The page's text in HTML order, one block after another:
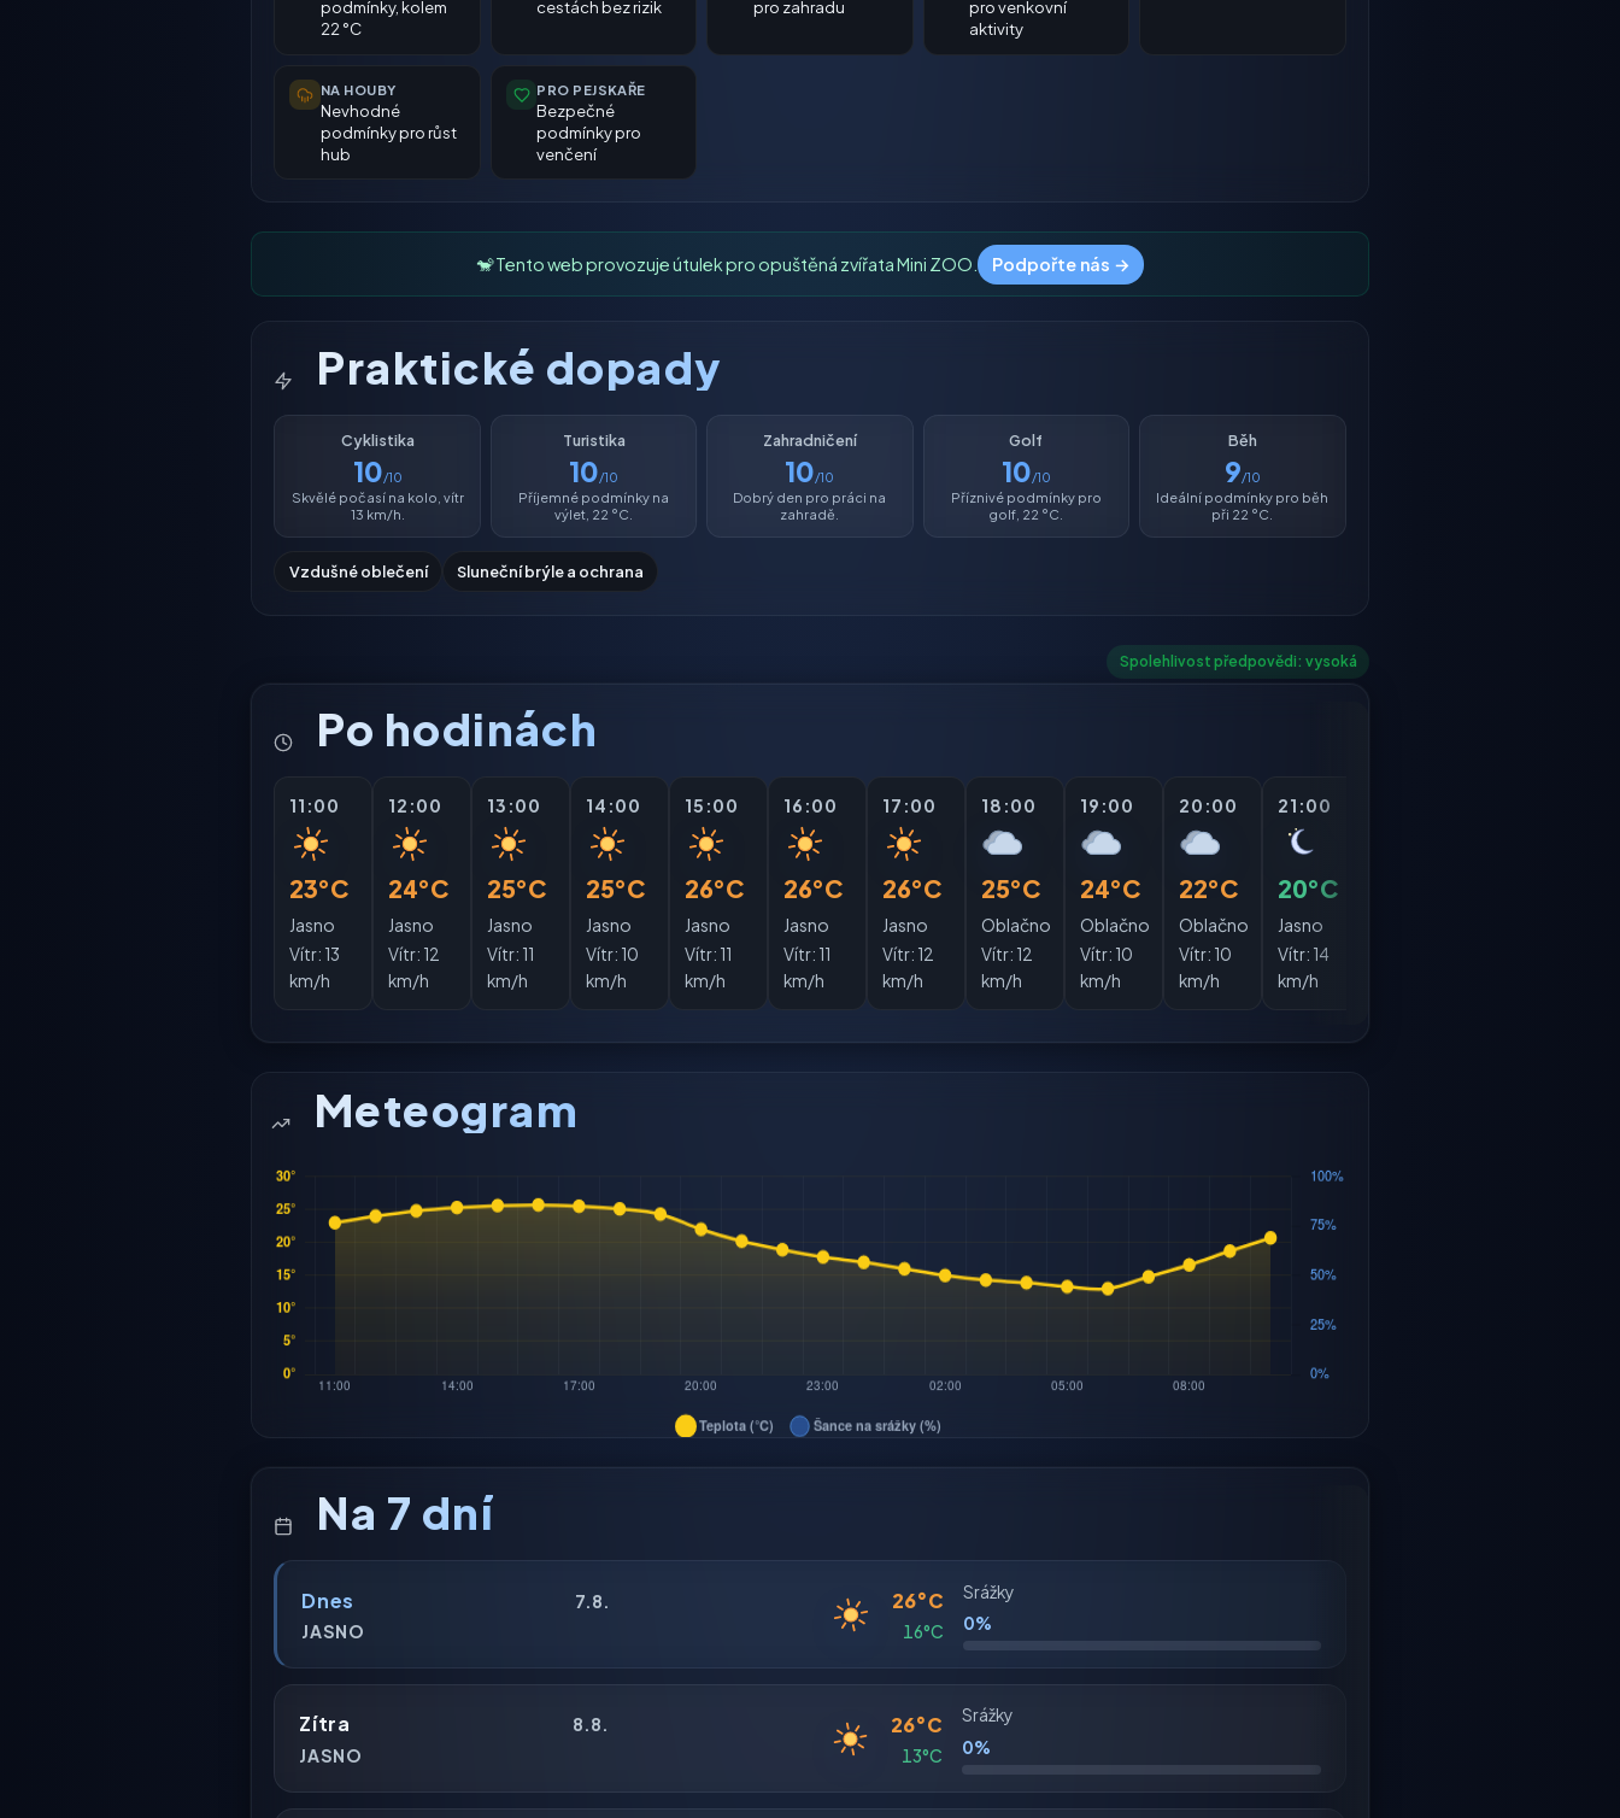
podmínky, kolem
22 °C
cestách bez rizik
pro zahradu
pro venkovní
aktivity
NA HOUBY
Nevhodné
podmínky pro růst
hub
PRO PEJSKAŘE
Bezpečné
podmínky pro
venčení
🐒 Tento web provozuje útulek pro opuštěná zvířata Mini ZOO. Podpořte nás →
Praktické dopady
Cyklistika
10/10
Skvělé počasí na kolo, vítr
13 km/h.
Turistika
10/10
Příjemné podmínky na
výlet, 22 °C.
Zahradničení
10/10
Dobrý den pro práci na
zahradě.
Golf
10/10
Příznivé podmínky pro
golf, 22 °C.
Běh
9/10
Ideální podmínky pro běh
při 22 °C.
Vzdušné oblečení Sluneční brýle a ochrana
Spolehlivost předpovědi: vysoká
Po hodinách
11:00
23°C
Jasno
Vítr: 13
km/h
12:00
24°C
Jasno
Vítr: 12
km/h
13:00
25°C
Jasno
Vítr: 11
km/h
14:00
25°C
Jasno
Vítr: 10
km/h
15:00
26°C
Jasno
Vítr: 11
km/h
16:00
26°C
Jasno
Vítr: 11
km/h
17:00
26°C
Jasno
Vítr: 12
km/h
18:00
25°C
Oblačno
Vítr: 12
km/h
19:00
24°C
Oblačno
Vítr: 10
km/h
20:00
22°C
Oblačno
Vítr: 10
km/h
21:00
20°C
Jasno
Vítr: 14
km/h
Meteogram
Na 7 dní
Dnes
7.8.
JASNO
26°C
16°C
Srážky
0%
Zítra
8.8.
JASNO
26°C
13°C
Srážky
0%